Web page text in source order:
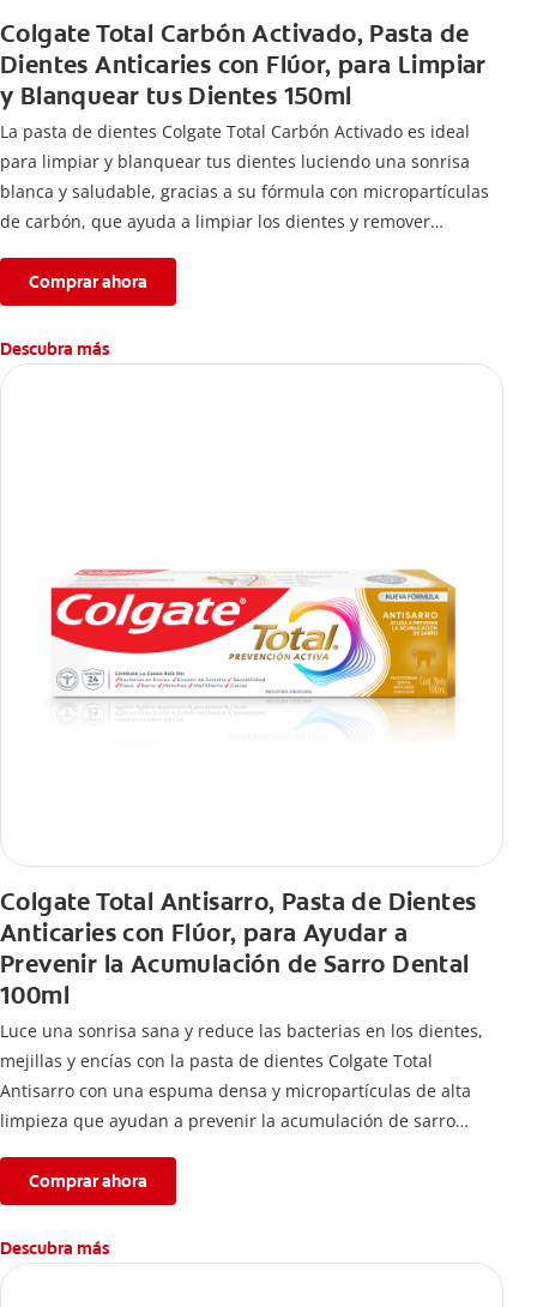
Colgate Total Carbón Activado, Pasta de
Dientes Anticaries con Flúor, para Limpiar
y Blanquear tus Dientes 150ml
La pasta de dientes Colgate Total Carbón Activado es ideal
para limpiar y blanquear tus dientes luciendo una sonrisa
blanca y saludable, gracias a su fórmula con micropartículas
de carbón, que ayuda a limpiar los dientes y remover
Comprar ahora
Descubra más
Colgate Total Antisarro, Pasta de Dientes
Anticaries con Flúor, para Ayudar a
Prevenir la Acumulación de Sarro Dental
100ml
Luce una sonrisa sana y reduce las bacterias en los dientes,
mejillas y encías con la pasta de dientes Colgate Total
Antisarro con una espuma densa y micropartículas de alta
limpieza que ayudan a prevenir la acumulación de sarro
Comprar ahora
Descubra más